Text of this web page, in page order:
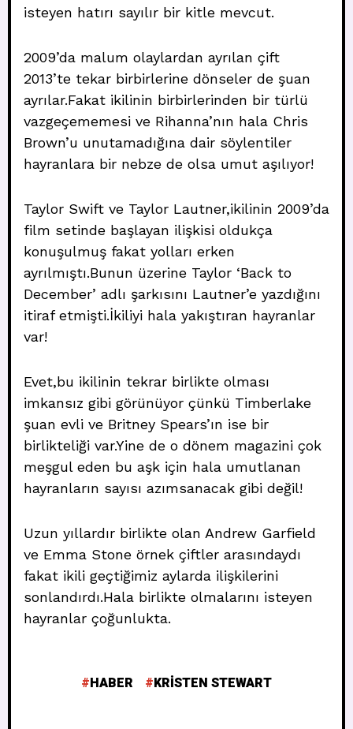
isteyen hatırı sayılır bir kitle mevcut.
2009’da malum olaylardan ayrılan çift
2013’te tekar birbirlerine dönseler de şuan
ayrılar.Fakat ikilinin birbirlerinden bir türlü
vazgeçememesi ve Rihanna’nın hala Chris
Brown’u unutamadığına dair söylentiler
hayranlara bir nebze de olsa umut aşılıyor!
Taylor Swift ve Taylor Lautner,ikilinin 2009’da
film setinde başlayan ilişkisi oldukça
konuşulmuş fakat yolları erken
ayrılmıştı.Bunun üzerine Taylor ‘Back to
December’ adlı şarkısını Lautner’e yazdığını
itiraf etmişti.İkiliyi hala yakıştıran hayranlar
var!
Evet,bu ikilinin tekrar birlikte olması
imkansız gibi görünüyor çünkü Timberlake
şuan evli ve Britney Spears’ın ise bir
birlikteliği var.Yine de o dönem magazini çok
meşgul eden bu aşk için hala umutlanan
hayranların sayısı azımsanacak gibi değil!
Uzun yıllardır birlikte olan Andrew Garfield
ve Emma Stone örnek çiftler arasındaydı
fakat ikili geçtiğimiz aylarda ilişkilerini
sonlandırdı.Hala birlikte olmalarını isteyen
hayranlar çoğunlukta.
HABER KRISTEN STEWART